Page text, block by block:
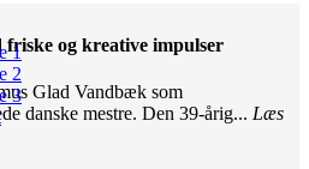
1
2
3
og kreative impulser
Glad Vandbæk som
danske mestre. Den 39-årig... Læs